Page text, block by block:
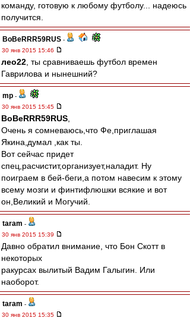
команду, готовую к любому футболу... надеюсь
получится.
BoBeRRR59RUS -
30 янв 2015 15:46
лео22 , ты сравниваешь футбол времен
Гаврилова и нынешний?
mp -
30 янв 2015 15:45
BoBeRRR59RUS
Очень я сомневаюсь,что Фе,приглашая
Якина,думал ,как ты.
Вот сейчас придет
спец,расчистит,организует,наладит. Ну
поиграем в бей-беги,а потом навесим к этому
всему мозги и финтифлюшки всякие и вот
он,Великий и Могучий.
taram -
30 янв 2015 15:39
Давно обратил внимание, что Бон Скотт в
некоторых
ракурсах вылитый Вадим Галыгин. Или
наоборот.
taram -
30 янв 2015 15:35